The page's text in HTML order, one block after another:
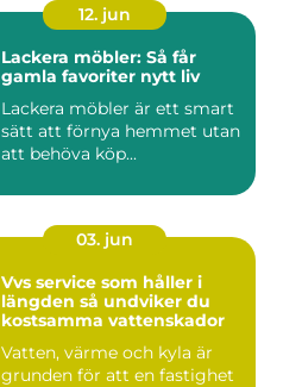
12. jun
Lackera möbler: Så får
gamla favoriter nytt liv
Lackera möbler är ett smart
sätt att förnya hemmet utan
att behöva köp...
03. jun
Vvs service som håller i
längden så undviker du
kostsamma vattenskador
Vatten, värme och kyla är
grunden för att en fastighet